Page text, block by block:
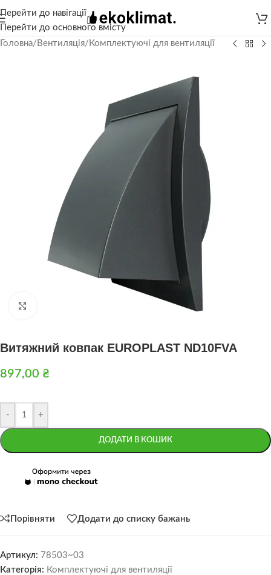
Перейти до навігації
Перейти до основного вмісту
Головна/ Вентиляція/ Комплектуючі для вентиляції
Витяжний ковпак EUROPLAST ND10FVA
897,00 ₴
- +
ДОДАТИ В КОШИК
Порівняти Додати до списку бажань
Артикул: 78503~03
Категорія: Комплектуючі для вентиляції